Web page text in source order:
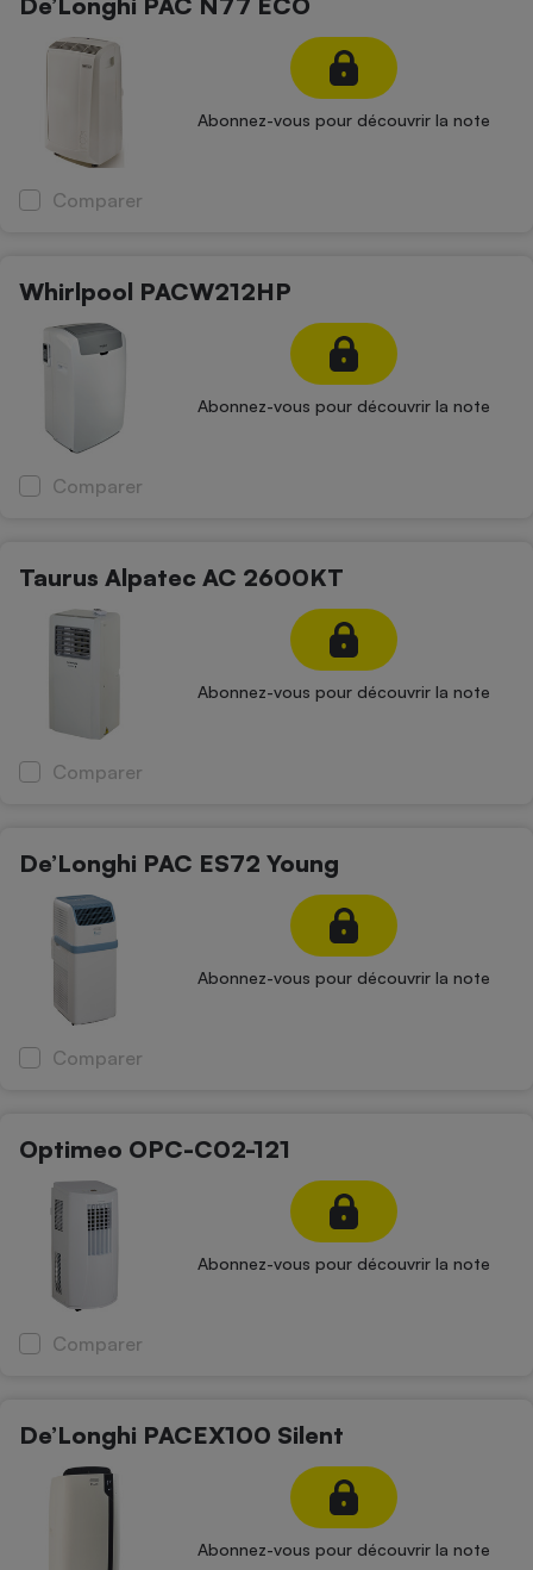
Abonnez-vous pour découvrir la note
Comparer
Whirlpool PACW212HP
Abonnez-vous pour découvrir la note
Comparer
Taurus Alpatec AC 2600KT
Abonnez-vous pour découvrir la note
Comparer
De’Longhi PAC ES72 Young
Abonnez-vous pour découvrir la note
Comparer
Optimeo OPC-C02-121
Abonnez-vous pour découvrir la note
Comparer
De’Longhi PACEX100 Silent
Abonnez-vous pour découvrir la note